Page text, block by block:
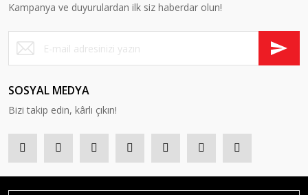
Kampanya ve duyurulardan ilk siz haberdar olun!
SOSYAL MEDYA
Bizi takip edin, kârlı çıkın!